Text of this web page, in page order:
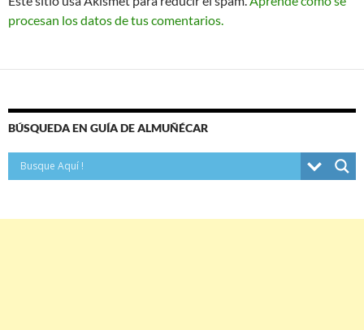
procesan los datos de tus comentarios.
BÚSQUEDA EN GUÍA DE ALMUÑÉCAR